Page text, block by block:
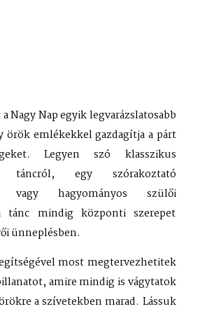
Nagy Nap egyik legvarázslatosabb
örök emlékekkel gazdagítja a párt
Legyen szó klasszikus
táncról, egy szórakoztató
vagy hagyományos szülői
tánc mindig központi szerepet
ünneplésben.
most megtervezhetitek
amire mindig is vágytatok
a szívetekben marad. Lássuk